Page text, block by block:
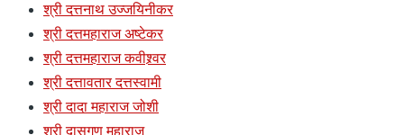
श्री दत्तनाथ उज्जयिनीकर
श्री दत्तमहाराज अष्टेकर
श्री दत्तमहाराज कवीश्र्वर
श्री दत्तावतार दत्तस्वामी
श्री दादा महाराज जोशी
श्री दासगणु महाराज